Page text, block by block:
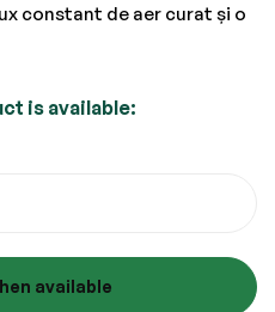
constant de aer curat și o
is available:
available